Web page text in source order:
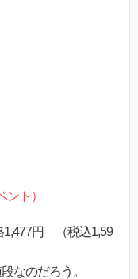
ト）
円 （税込1,595
なのだろう。